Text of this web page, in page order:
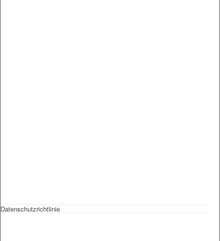
Datenschutzrichtlinie